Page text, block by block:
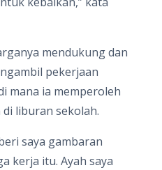
mendukung dan
pekerjaan
mana ia memperoleh
liburan sekolah.
saya gambaran
kerja itu. Ayah saya